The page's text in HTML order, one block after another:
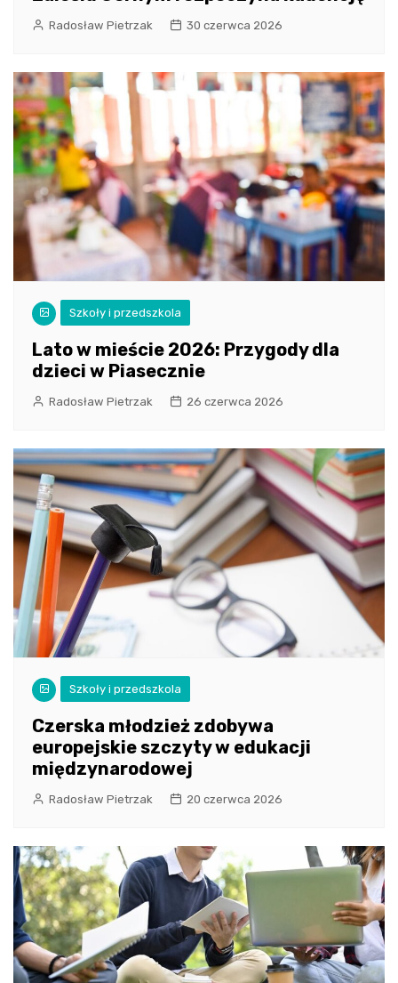
Radosław Pietrzak 30 czerwca 2026
Szkoły i przedszkola
Lato w mieście 2026: Przygody dla
dzieci w Piasecznie
Radosław Pietrzak 26 czerwca 2026
Szkoły i przedszkola
Czerska młodzież zdobywa
europejskie szczyty w edukacji
międzynarodowej
Radosław Pietrzak 20 czerwca 2026